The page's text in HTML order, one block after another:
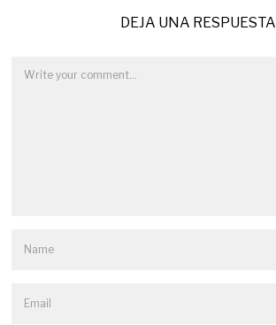
DEJA UNA RESPUESTA